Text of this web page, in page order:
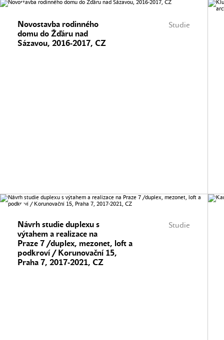
Studie
Novostavba rodinného
domu do Žďáru nad
Sázavou, 2016-2017, CZ
Studie
Návrh studie duplexu s
výtahem a realizace na
Praze 7 /duplex, mezonet, loft a
podkroví / Korunovační 15,
Praha 7, 2017-2021, CZ